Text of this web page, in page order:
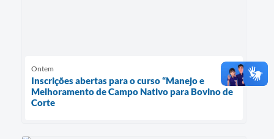
Ontem
Inscrições abertas para o curso “Manejo e
Melhoramento de Campo Nativo para Bovino de
Corte